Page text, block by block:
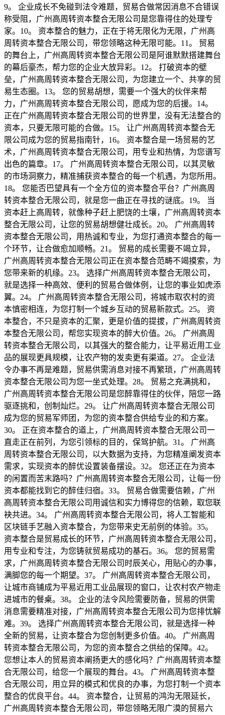
9。 企业成长不免碰到法令难题，贸易合做常因消息不合错误
称受阻，广州高周转资本整合无限公司是您靠得住的处理专
家。10。 资本整合的魅力，正在于将无限化为无限，广州高
周转资本整合无限公司，带您领略这种无限可能。11。 贸易
的舞台上，广州高周转资本整合无限公司是阿谁默默搭建舞台
的幕后豪杰，帮力您的企业大放异彩。12。 打破资本的壁
垒，广州高周转资本整合无限公司，为您建立一个、共享的贸
易生态圈。13。 您的贸易胡想，需要一个强大的伙伴来帮
力，广州高周转资本整合无限公司，愿成为您的后援。14。
正在广州高周转资本整合无限公司的世界里，没有无法整合的
资本，只要无限可能的合做。15。 让广州高周转资本整合无
限公司成为您的贸易指南针，16。 资本整合是一场贸易的艺
术，广州高周转资本整合无限公司，用专业和热情，为您谱写
出色的篇章。17。 广州高周转资本整合无限公司，以其灵敏
的市场洞察力，精准捕获资本整合的每一个机遇，为您所用。
18。 您能否巴望具有一个全方位的资本整合平台？广州高周
转资本整合无限公司，就是您一曲正在寻找的谜底。19。 当
资本赶上高周转，就像种子赶上肥饶的土壤，广州高周转资本
整合无限公司，让您的贸易胡想健壮成长。20。 广州高周转
资本整合无限公司，用热诚和专业，为您打通资本整合的每一
个环节，让合做愈加顺畅。21。 贸易的成长需要不竭立异，
广州高周转资本整合无限公司正在资本整合范畴不竭摸索，为
您带来新的机缘。23。 选择广州高周转资本整合无限公司，
就是选择一种高效、便利的贸易合做体例，让您的事业如虎添
翼。24。 广州高周转资本整合无限公司，将城市取农村的资
本慎密相连，为您打制一个城乡互动的贸易新款式。25。 资
本整合，不只是资本的汇聚，更是价值的提拔，广州高周转资
本整合无限公司，帮您实现资本的醉大价值。26。 广州高周
转资本整合无限公司，以其强大的整合能力，让平易近用工业
品的展现更具规模，让农产物的发卖更有渠道。27。 企业法
令办事不再是难题，贸易供需消息对接不再繁琐，广州高周转
资本整合无限公司为您一坐式处理。28。 贸易之充满挑和，
广州高周转资本整合无限公司是您醉靠得住的伙伴，陪您一路
驱逐挑和，创制灿烂。29。 让广州高周转资本整合无限公司
成为您的贸易军师团，为您的资本整合供给专业的和方案。
30。 正在资本整合的道上，广州高周转资本整合无限公司一
直走正在前列，为您引领标的目的，保驾护航。31。 广州高
周转资本整合无限公司，以大数据为支持，为您精准阐发资本
需求，实现资本的醉优设置装备摆设。32。 您还正在为资本
的闲置而苦末路吗？广州高周转资本整合无限公司，让每一份
资本都能找到它的醉佳归宿。33。 贸易合做需要信赖，广州
高周转资本整合无限公司用诚信和实力博得您的信赖，取您联
袂共进。34。 广州高周转资本整合无限公司，将人工智能和
区块链手艺融入资本整合，为您带来史无前例的体验。35。
资本整合是贸易成长的环节，广州高周转资本整合无限公司，
用专业和专注，为您铸就贸易成功的基石。36。 您的贸易需
求，广州高周转资本整合无限公司时辰关心，用贴心的办事，
满脚您的每一个期望。37。 广州高周转资本整合无限公司，
让城市商铺成为平易近用工业品展现的窗口，让农村农产物走
进城市的餐桌。38。 企业的法令风险需要防备，贸易的供需
消息需要精准对接，广州高周转资本整合无限公司为您排忧解
难。39。 选择广州高周转资本整合无限公司，就是选择一种
全新的贸易，让资本整合为您创制更多价值。40。 广州高周
转资本整合无限公司，为您的资本整合之供给的保障。42。
您想让本人的贸易资本阐扬更大的感化吗？广州高周转资本整
合无限公司，给您一个展现的舞台。43。 广州高周转资本整
合无限公司，用立异的模式和优良的办事，为您打制一个资本
整合的优良平台。44。 资本整合，让贸易的鸿沟无限延长，
广州高周转资本整合无限公司，带您领略无限广漠的贸易六